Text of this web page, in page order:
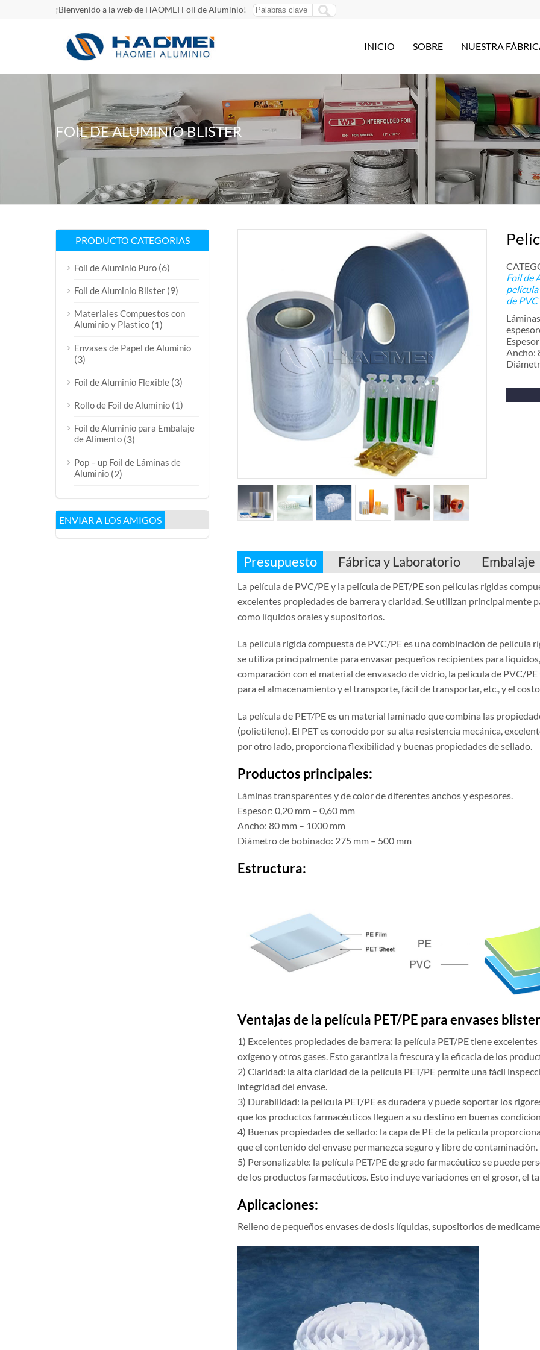
¡Bienvenido a la web de HAOMEI Foil de Aluminio!
INICIO SOBRE NUESTRA
FOIL DE ALUMINIO BLISTER
Foil de
película
de PVC
Ancho:
Presupuesto Fábrica y Laboratorio Embalaje
La película de PVC/PE y la película de PET/PE son películas rígidas
excelentes propiedades de barrera y claridad. Se utilizan principalmente
como líquidos orales y supositorios.
La película rígida compuesta de PVC/PE es una combinación de película
se utiliza principalmente para envasar pequeños recipientes para
comparación con el material de envasado de vidrio, la película de PVC/
para el almacenamiento y el transporte, fácil de transportar, etc., y el
La película de PET/PE es un material laminado que combina las
(polietileno). El PET es conocido por su alta resistencia mecánica,
por otro lado, proporciona flexibilidad y buenas propiedades de sellado.
Productos principales:
Láminas transparentes y de color de diferentes anchos y espesores.
Espesor: 0,20 mm – 0,60 mm
Ancho: 80 mm – 1000 mm
Diámetro de bobinado: 275 mm – 500 mm
Estructura:
Ventajas de la película PET/PE para envases
1) Excelentes propiedades de barrera: la película PET/PE tiene
oxígeno y otros gases. Esto garantiza la frescura y la eficacia de los
2) Claridad: la alta claridad de la película PET/PE permite una fácil
integridad del envase.
3) Durabilidad: la película PET/PE es duradera y puede soportar los
que los productos farmacéuticos lleguen a su destino en buenas
4) Buenas propiedades de sellado: la capa de PE de la película
que el contenido del envase permanezca seguro y libre de contaminación.
5) Personalizable: la película PET/PE de grado farmacéutico se puede
de los productos farmacéuticos. Esto incluye variaciones en el grosor, el
Aplicaciones:
Relleno de pequeños envases de dosis líquidas, supositorios de
PRODUCTO CATEGORIAS
Foil de Aluminio Puro (6)
Foil de Aluminio Blister (9)
Materiales Compuestos con
Aluminio y Plastico (1)
Envases de Papel de Aluminio
(3)
Foil de Aluminio Flexible (3)
Rollo de Foil de Aluminio (1)
Foil de Aluminio para Embalaje
de Alimento (3)
Pop – up Foil de Láminas de
Aluminio (2)
ENVIAR A LOS AMIGOS